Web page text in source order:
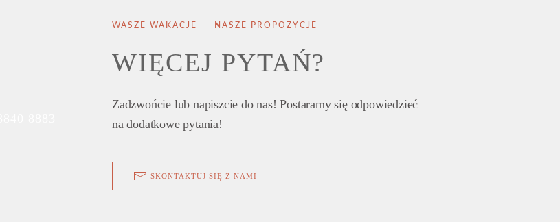
WASZE WAKACJE | NASZE PROPOZYCJE
WIĘCEJ PYTAŃ?
Zadzwońcie lub napiszcie do nas! Postaramy się odpowiedzieć
na dodatkowe pytania!
SKONTAKTUJ SIĘ Z NAMI